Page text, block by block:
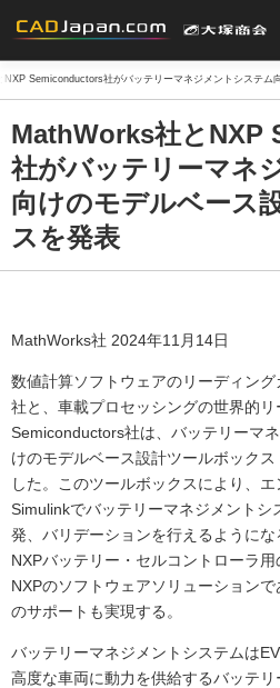
Semiconductors社がバッテリーマネジメントシステム
MathWorks社とNXP
社がバッテリーマネ
向けのモデルベース
スを発表
MathWorks社 2024年11月14日
数値計算ソフトウェアのリーディン
社と、車載プロセッシングの世界的
Semiconductors社は、バッテリーマ
けのモデルベース設計ツールボック
した。このツールボックスにより、
Simulinkでバッテリーマネジメントシ
発、バリデーションを行えるように
NXPバッテリー・セルコントローラ用
NXPのソフトウェアソリューション
のサポートも実現する。
バッテリーマネジメントシステムは
高度な車両に動力を供給するバッテ